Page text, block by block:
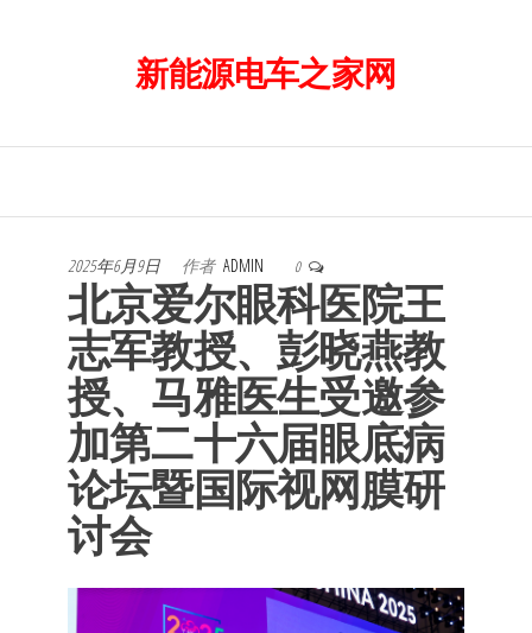
新能源电车之家网
2025年6月9日 作者 ADMIN 0
北京爱尔眼科医院王
志军教授、彭晓燕教
授、马雅医生受邀参
加第二十六届眼底病
论坛暨国际视网膜研
讨会